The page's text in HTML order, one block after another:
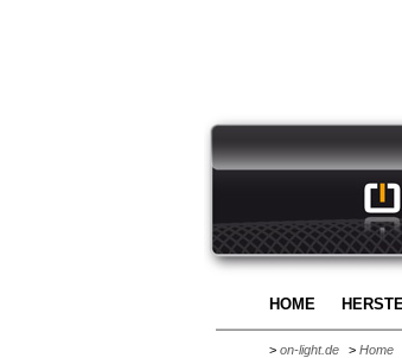
HOME
> on-light.de > Home